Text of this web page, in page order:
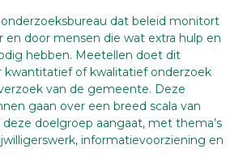
dat beleid monitort
en door mensen die wat extra hulp en
hebben. Meetellen doet dit
kwantitatief of kwalitatief onderzoek
van de gemeente. Deze
gaan over een breed scala van
doelgroep aangaat, met thema’s
informatievoorziening en